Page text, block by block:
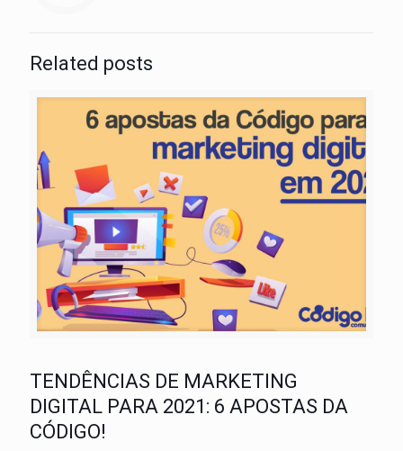
Related posts
TENDÊNCIAS DE MARKETING
DIGITAL PARA 2021: 6 APOSTAS DA
CÓDIGO!